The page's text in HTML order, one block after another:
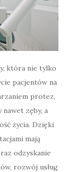
która nie tylko
pacjentów na
protez,
zęby, a
życia. Dzięki
mają
odzyskanie
rozwój usług